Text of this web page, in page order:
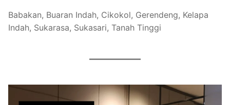
Babakan, Buaran Indah, Cikokol, Gerendeng, Kelapa
Indah, Sukarasa, Sukasari, Tanah Tinggi